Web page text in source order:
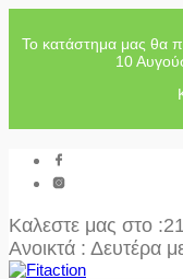
Το κατάστημα μας θα
10
Καλεστε μας στο
Ανοικτά : Δευτέρα